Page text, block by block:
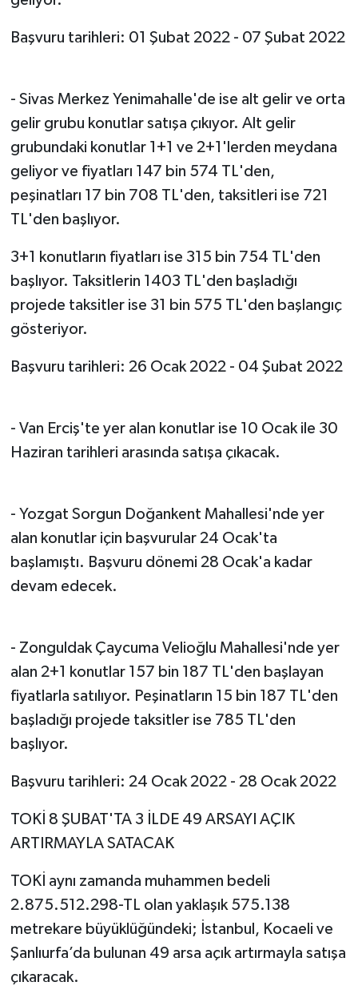
Başvuru tarihleri: 01 Şubat 2022 - 07 Şubat 2022
- Sivas Merkez Yenimahalle'de ise alt gelir ve orta
gelir grubu konutlar satışa çıkıyor. Alt gelir
grubundaki konutlar 1+1 ve 2+1'lerden meydana
geliyor ve fiyatları 147 bin 574 TL'den,
peşinatları 17 bin 708 TL'den, taksitleri ise 721
TL'den başlıyor.
3+1 konutların fiyatları ise 315 bin 754 TL'den
başlıyor. Taksitlerin 1403 TL'den başladığı
projede taksitler ise 31 bin 575 TL'den başlangıç
gösteriyor.
Başvuru tarihleri: 26 Ocak 2022 - 04 Şubat 2022
- Van Erciş'te yer alan konutlar ise 10 Ocak ile 30
Haziran tarihleri arasında satışa çıkacak.
- Yozgat Sorgun Doğankent Mahallesi'nde yer
alan konutlar için başvurular 24 Ocak'ta
başlamıştı. Başvuru dönemi 28 Ocak'a kadar
devam edecek.
- Zonguldak Çaycuma Velioğlu Mahallesi'nde yer
alan 2+1 konutlar 157 bin 187 TL'den başlayan
fiyatlarla satılıyor. Peşinatların 15 bin 187 TL'den
başladığı projede taksitler ise 785 TL'den
başlıyor.
Başvuru tarihleri: 24 Ocak 2022 - 28 Ocak 2022
TOKİ 8 ŞUBAT'TA 3 İLDE 49 ARSAYI AÇIK
ARTIRMAYLA SATACAK
TOKİ aynı zamanda muhammen bedeli
2.875.512.298-TL olan yaklaşık 575.138
metrekare büyüklüğündeki; İstanbul, Kocaeli ve
Şanlıurfa’da bulunan 49 arsa açık artırmayla satışa
çıkaracak.